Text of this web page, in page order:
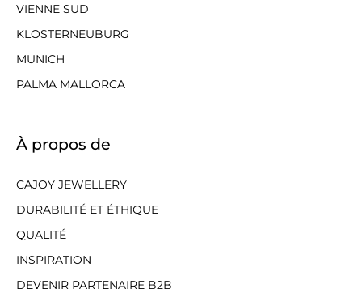
VIENNE SUD
KLOSTERNEUBURG
MUNICH
PALMA MALLORCA
À propos de
CAJOY JEWELLERY
DURABILITÉ ET ÉTHIQUE
QUALITÉ
INSPIRATION
DEVENIR PARTENAIRE B2B